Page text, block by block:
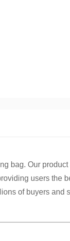
bag. Our
users the
of buyers and